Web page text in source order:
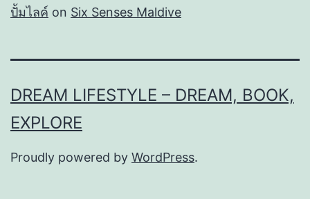
ปั้มไลค์ on Six Senses Maldive
DREAM LIFESTYLE – DREAM, BOOK,
EXPLORE
Proudly powered by WordPress.